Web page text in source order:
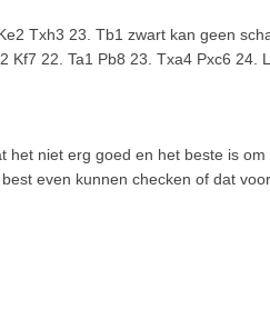
Txh3 23. Tb1 zwart kan geen
22. Ta1 Pb8 23. Txa4 Pxc6 24.
het niet erg goed en het beste is om
even kunnen checken of dat